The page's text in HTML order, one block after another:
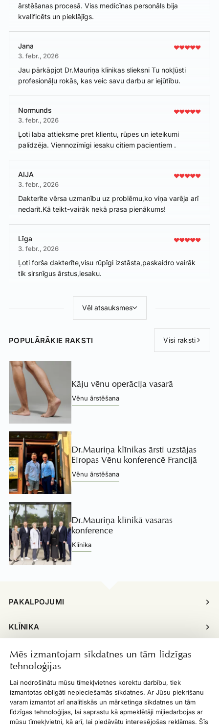
Mēs izmantojam sīkdatnes un tām līdzīgas
tehnoloģijas
Lai nodrošinātu mūsu tīmekļvietnes korektu darbību, tiek
izmantotas obligāti nepieciešamās sīkdatnes. Ar Jūsu piekrišanu
varam izmantot arī analītiskās un mārketinga sīkdatnes un tām
līdzīgas tehnoloģijas, lai saprastu kā apmeklētāji mijiedarbojas ar
mūsu tīmekļvietni, kā arī, lai piedāvātu interesējošas reklāmas. Šīs
ārstēšanas procesā. Viss medicīnas personāls bija
kvalificēts un pieklājīgs.
Jana
3. febr., 2026
Jau pārkāpjot Dr.Mauriņa klīnikas slieksni Tu nokļūsti
profesionāļu rokās, kas veic savu darbu ar iejūtību.
Normunds
3. febr., 2026
Ļoti laba attieksme pret klientu, rūpes un ieteikumi
palīdzēja. Viennozīmīgi iesaku citiem pacientiem .
AIJA
3. febr., 2026
Dakterīte vērsa uzmanību uz problēmu,ko viņa varēja arī
nedarīt.Kā teikt-vairāk nekā prasa pienākums!
Līga
3. febr., 2026
Ļoti forša dakterīte,visu rūpīgi izstāsta,paskaidro vairāk
tik sirsnīgus ārstus,iesaku.
Vēl atsauksmes
POPULĀRĀKIE RAKSTI Visi raksti
Kāju vēnu operācija vasarā
Vēnu ārstēšana
Dr.Mauriņa klīnikas ārsti uzstājas
Eiropas Vēnu konferencē Francijā
Vēnu ārstēšana
Dr.Mauriņa klīnikā vasaras
konference
Klīnika
PAKALPOJUMI
KLĪNIKA
INFORMĀCIJA
DARBA LAIKS